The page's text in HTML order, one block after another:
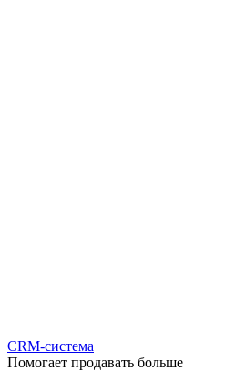
CRM-система
Помогает продавать больше